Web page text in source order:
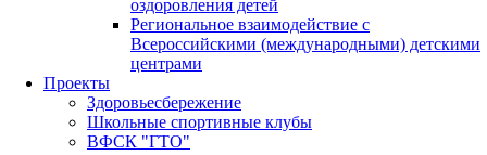
оздоровления детей
Региональное взаимодействие с
Всероссийскими (международными) детскими
центрами
Проекты
Здоровьесбережение
Школьные спортивные клубы
ВФСК "ГТО"